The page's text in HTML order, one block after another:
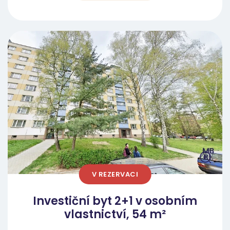
zdravotních sester a dalšího personálu. Volný
čas a rekreace: Kousek od domu leží rozsáhlý
lesopark a v pěší dostupnosti je také oblíbená
lázeňská zóna Lázně Darkov, což zvyšuje
atraktivitu bydlení pro rodiny. Dopravní
spojení: Perfektní obslužnost MHD. Zastávky s
přímými a častými spoji do centra města i k
vlakovému nádraží jsou hned u domu. Karviná
má navíc skvělou spádovost do Ostravy a
blízkého Polska. Pracovní
příležitosti: Lokalita těží z blízkosti
prosperující průmyslové zóny Nové Pole a
stabilního průmyslového zázemí celého
regionu. Shrnutí investičního záměru
obklady, dlažbou a moderní sanitou.
Elektroinstalaci: Kompletně nové rozvody
elektřiny v mědi v celém bytě včetně nové
revize. Kuchyni včetně spotřebičů: Instalaci
nové moderní kuchyňské linky včetně
kompletní sady vestavných spotřebičů.
Povrchy a podlahy: Vyrovnání podkladů,
pokládku nových plovoucích podlah a dlažby,
nové omítky a kompletní bílou výmalbu.
Finanční výhoda: Významným benefitem
projektu je, že celý rozpočet na rekonstrukci
(440 000 Kč) lze přímo zahrnout do
úvěrového financování pro nákup bytu.
Šetříte tak vlastní kapitál a do projektu
vstupujete s minimální vlastní hotovostí.
V REZERVACI
Investiční byt 2+1 v osobním
vlastnictví, 54 m²